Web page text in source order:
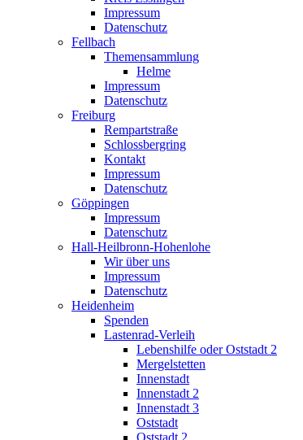
Impressum
Datenschutz
Fellbach
Themensammlung
Helme
Impressum
Datenschutz
Freiburg
Rempartstraße
Schlossbergring
Kontakt
Impressum
Datenschutz
Göppingen
Impressum
Datenschutz
Hall-Heilbronn-Hohenlohe
Wir über uns
Impressum
Datenschutz
Heidenheim
Spenden
Lastenrad-Verleih
Lebenshilfe oder Oststadt 2
Mergelstetten
Innenstadt
Innenstadt 2
Innenstadt 3
Oststadt
Oststadt 2